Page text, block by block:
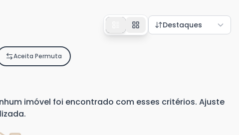
Destaques
Aceita Permuta
imóvel foi encontrado com esses critérios. Ajuste